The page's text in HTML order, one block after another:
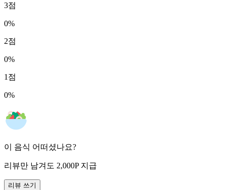
3점
0%
2점
0%
1 점
0%
이 음식 어떠셨나요?
리뷰만 남겨도 2,000P 지급
리뷰 쓰기